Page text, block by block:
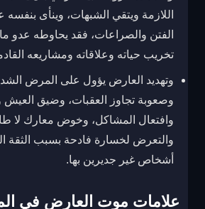
اللازمة ويتقي الشبهات، وينأى
الفتن والصراعات، فقد يحاوطه عدو
تخريب حياته وعلاقاته ومشاريعه
وتهديد العارض يؤول على المرض
وصعوبة تجاوز العقبات، وضيق العيش
وافتعال المشاكل، وخوض معارك لا
والتعرض لخسارة فادحة بسبب الثقة
أشخاص غير جديرين بها.
علامات موت العارض في